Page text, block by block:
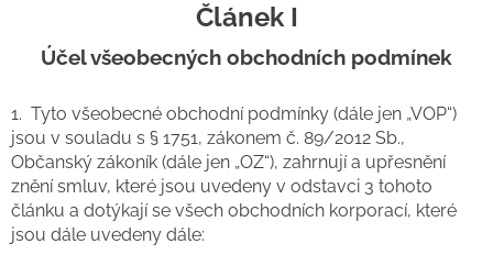
Článek I
Účel všeobecných obchodních podmínek
1. Tyto všeobecné obchodní podmínky (dále jen „VOP“)
jsou v souladu s § 1751, zákonem č. 89/2012 Sb.,
Občanský zákoník (dále jen „OZ“), zahrnují a upřesnění
znění smluv, které jsou uvedeny v odstavci 3 tohoto
článku a dotýkají se všech obchodních korporací, které
jsou dále uvedeny dále: